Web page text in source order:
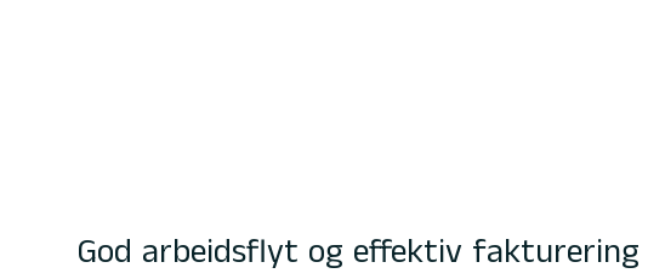
God arbeidsflyt og effektiv fakturering